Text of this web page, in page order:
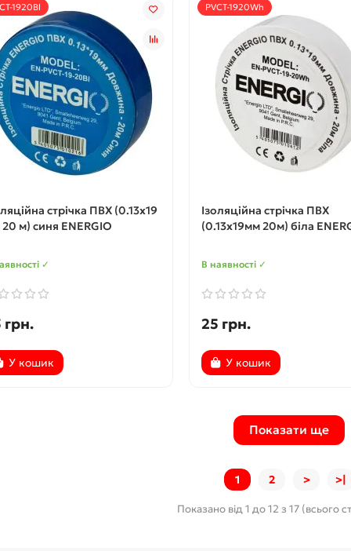
1920Bl
стрічка ПВХ (0.13x19
м) синя ENERGIO
✓
грн.
У кошик
PVCT-1920Wh
Ізоляційна стрічка ПВХ
(0.13x19мм 20м) біла
В наявності ✓
25 грн.
У кошик
Показати ще
1 2 > >|
Показано від 1 до 12 з 17 (всього